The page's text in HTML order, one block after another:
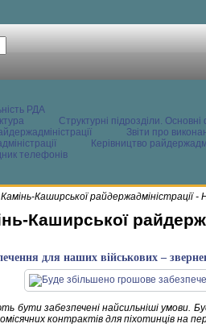
РДА
Структурні підрозділи. Основні
Звіти про
Керівництво
телефонів
Каширської райдержадміністрації -
Каширської
для наших військових –
бути забезпечені найсильніші
контрактів для піхотинців на